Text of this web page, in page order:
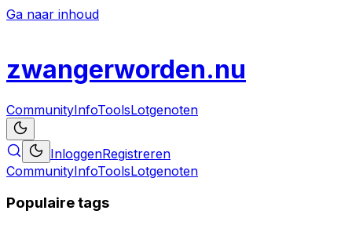
Ga naar inhoud
zwangerworden.nu
CommunityInfoToolsLotgenoten
InloggenRegistreren
CommunityInfoToolsLotgenoten
Populaire tags